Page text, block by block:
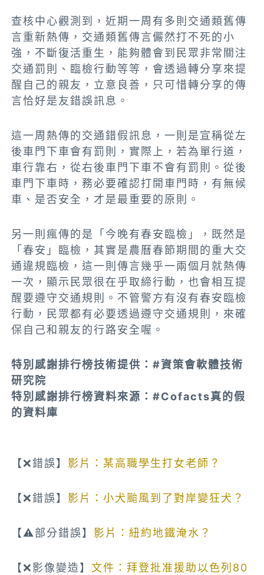
查核中心觀測到，近期一周有多則交通類舊傳
言重新熱傳，交通類舊傳言儼然打不死的小
強，不斷復活重生，能夠體會到民眾非常關注
交通罰則、臨檢行動等等，會透過轉分享來提
醒自己的親友，立意良善，只可惜轉分享的傳
言恰好是友錯誤訊息。
這一周熱傳的交通錯假訊息，一則是宣稱從左
後車門下車會有罰則，實際上，若為單行道，
車行靠右，從右後車門下車不會有罰則。從後
車門下車時，務必要確認打開車門時，有無候
車、是否安全，才是最重要的原則。
另一則瘋傳的是「今晚有春安臨檢」，既然是
「春安」臨檢，其實是農曆春節期間的重大交
通違規臨檢，這一則傳言幾乎一兩個月就熱傳
一次，顯示民眾很在乎取締行動，也會相互提
醒要遵守交通規則。不管警方有沒有春安臨檢
行動，民眾都有必要透過遵守交通規則，來確
保自己和親友的行路安全喔。
特別感謝排行榜技術提供：#資策會軟體技術
研究院
特別感謝排行榜資料來源：#Cofacts真的假
的資料庫
【❌錯誤】 影片：某高職學生打女老師？
【❌錯誤】 影片：小犬颱風到了對岸變狂犬？
【⚠部分錯誤】 影片：紐約地鐵淹水？
【❌影像變造】文件：拜登批准援助以色列80